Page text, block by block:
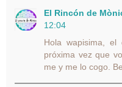
El Rincón de
12:04
Hola wapisima,
próxima vez que
me y me lo cogo.